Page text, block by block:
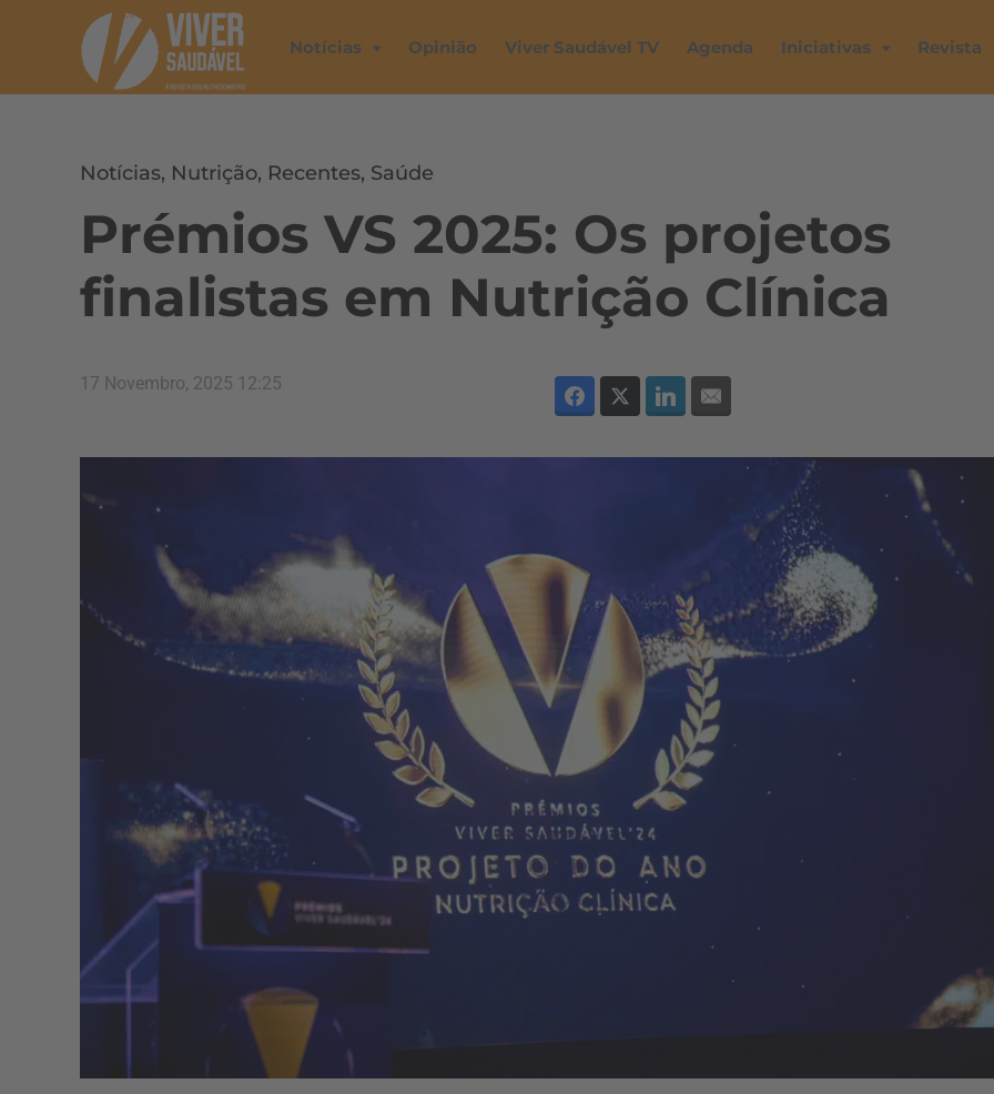
Notícias Opinião Viver Saudável TV Agenda Iniciativas Revista
Notícias, Nutrição, Recentes, Saúde
Prémios VS 2025: Os projetos
finalistas em Nutrição Clínica
17 Novembro, 2025 12:25